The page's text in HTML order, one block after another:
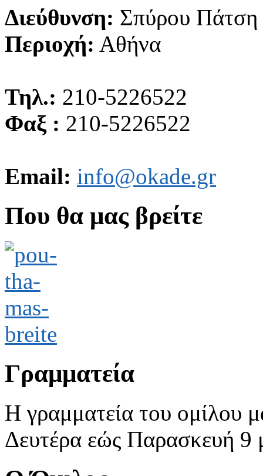
Διεύθυνση: Σπύρου Πάτση
Περιοχή: Αθήνα
Τηλ.: 210-5226522
Φαξ : 210-5226522
Email: info@okade.gr
Που θα μας βρείτε
Γραμματεία
Η γραμματεία του ομίλου
Δευτέρα εώς Παρασκευή 9